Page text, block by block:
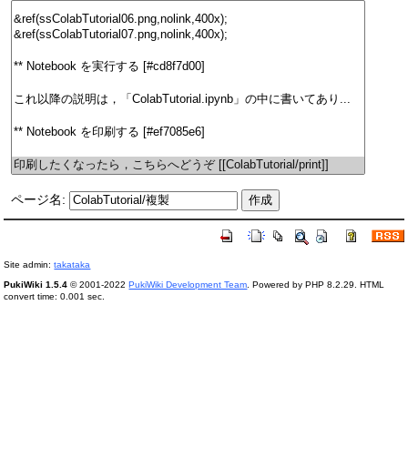
ページ名:
Site admin:takataka
PukiWiki 1.5.4 © 2001-2022PukiWiki Development Team . Powered by PHP 8.2.29. HTML
convert time: 0.001 sec.